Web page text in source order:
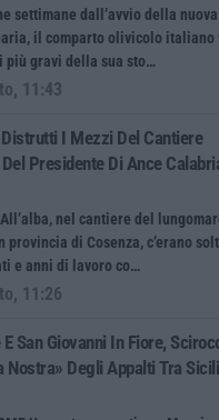
settimane dall’avvio della nuova
il comparto olivicolo italiano
più gravi della sua sto…
11:43
I Mezzi Del Cantiere
Del Presidente Di Ance
All’alba, nel cantiere del
provincia di Cosenza, c’erano
e anni di lavoro co…
11:26
E San Giovanni In Fiore,
Nostra» Degli Appalti Tra